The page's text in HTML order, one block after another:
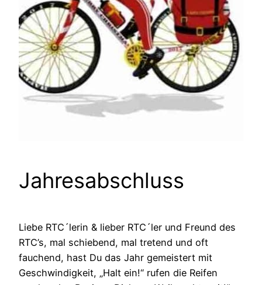
Jahresabschluss
Liebe RTC´lerin & lieber RTC´ler und Freund des
RTC’s, mal schiebend, mal tretend und oft
fauchend, hast Du das Jahr gemeistert mit
Geschwindigkeit, „Halt ein!“ rufen die Reifen